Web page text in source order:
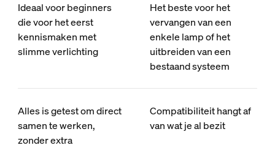
Ideaal voor beginners
die voor het eerst
kennismaken met
slimme verlichting
Het beste voor het
vervangen van een
enkele lamp of het
uitbreiden van een
bestaand systeem
Alles is getest om direct
samen te werken,
zonder extra
Compatibiliteit hangt af
van wat je al bezit